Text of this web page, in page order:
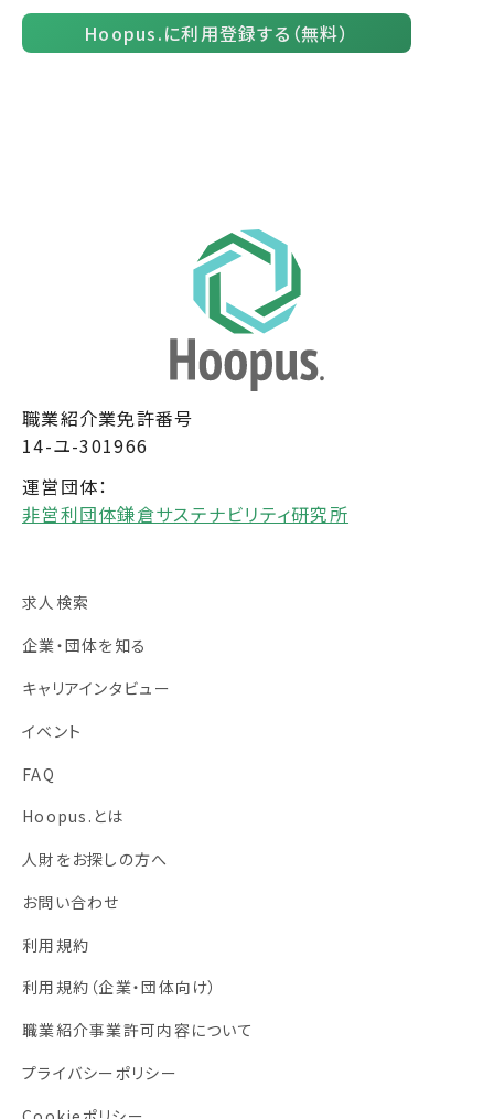
Hoopus.に利用登録する（無料）
職業紹介業免許番号
14-ユ-301966
運営団体：
非営利団体鎌倉サステナビリティ研究所
求人検索
企業・団体を知る
キャリアインタビュー
イベント
FAQ
Hoopus.とは
人財をお探しの方へ
お問い合わせ
利用規約
利用規約 （企業・団体向け）
職業紹介事業許可内容について
プライバシーポリシー